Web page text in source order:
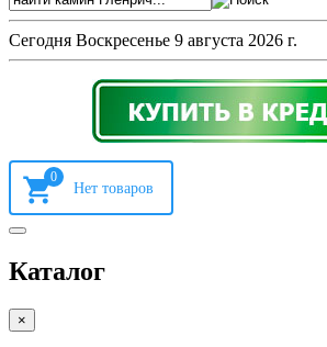
Сегодня Воскресенье 9 августа 2026 г.
0
Каталог
×